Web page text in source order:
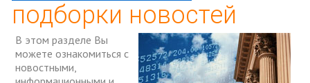
подборки новостей
В этом разделе Вы
можете ознакомиться с
новостными,